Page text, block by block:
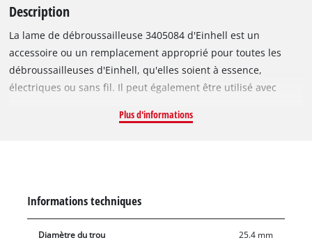
Description
La lame de débroussailleuse 3405084 d'Einhell est un
accessoire ou un remplacement approprié pour toutes les
débroussailleuses d'Einhell, qu'elles soient à essence,
électriques ou sans fil. Il peut également être utilisé avec
un arbre de 25,4 mm (1"). La lame en métal de 2,5 mm
Plus d'informations
Informations techniques
Diamètre du trou 25.4 mm